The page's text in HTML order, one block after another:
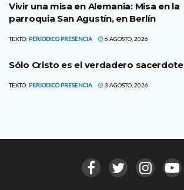
Vivir una misa en Alemania: Misa en la
parroquia San Agustín, en Berlín
TEXTO: PERIODICO PRESENCIA 6 AGOSTO, 2026
Sólo Cristo es el verdadero sacerdote
TEXTO: PERIODICO PRESENCIA 3 AGOSTO, 2026